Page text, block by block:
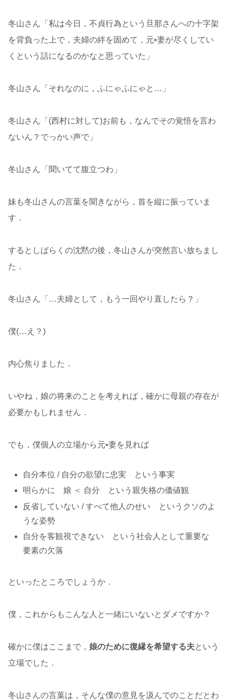
冬山さん「私は今日，不貞行為という旦那さんへの十字架
を背負った上で，夫婦の絆を固めて，元•妻が尽くしてい
くという話になるのかなと思っていた」
冬山さん「それなのに，ふにゃふにゃと…」
冬山さん「(西村に対して)お前も，なんでその覚悟を言わ
ないん？でっかい声で」
冬山さん「聞いてて腹立つわ」
妹も冬山さんの言葉を聞きながら，首を縦に振っていま
す．
するとしばらくの沈黙の後，冬山さんが突然言い放ちまし
た．
冬山さん「…夫婦として，もう一回やり直したら？」
僕(…え？)
内心焦りました．
いやね，娘の将来のことを考えれば，確かに母親の存在が
必要かもしれません．
でも，僕個人の立場から元•妻を見れば
自分本位 / 自分の欲望に忠実 という事実
明らかに 娘 ＜ 自分 という親失格の価値観
反省していない / すべて他人のせい というクソのよ
うな姿勢
自分を客観視できない という社会人として重要な
要素の欠落
といったところでしょうか．
僕，これからもこんな人と一緒にいないとダメですか？
確かに僕はここまで， 娘のために復縁を希望する夫という
立場でした．
冬山さんの言葉は，そんな僕の意見を汲んでのことだとわ